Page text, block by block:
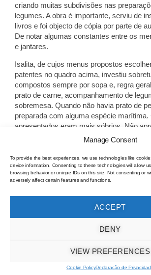
Manage Consent
To provide the best experiences, we use technologies like
device information. Consenting to these technologies will allow
browsing behavior or unique IDs on this site. Not consenting or
adversely affect certain features and functions.
ACCEPT
DENY
VIEW PREFERENCES
Cookie PolicyDeclaração de
criando muitas subdivisões nas
legumes. A obra é importante, serviu de
livros e foi objecto de cópia por parte de
De notar algumas constantes entre os
e jantares.
Isalita, de cujos menus propostos
patentes no quadro acima, investiu
compostos sempre por sopa e, regra
prato de carne, acompanhamento de
sobremesa. Quando não havia prato de
preparada com alguma espécie
apresentados eram mais sóbrios. Não
sopa nem sobremesa mas insistiram ou
peixe e num de carne ou em preparados
hortaliças e carne ou ovos, massas e
Quadro I